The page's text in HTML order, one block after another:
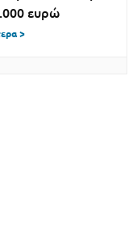
ευρώ
>